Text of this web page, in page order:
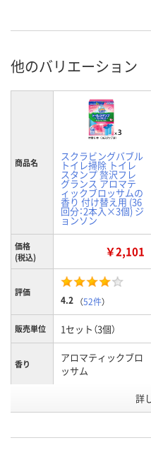
他のバリエーション
商品名 スクラビングバブル
トイレ掃除 トイレ
スタンプ 贅沢フレ
グランス アロマテ
ィックブロッサムの
香り 付け替え用 (36
回分：2本入×3個) ジ
ョンソン
価格
(税込)
￥2,101
評価
4.2 （52件）
販売単位 1セット（3個）
香り
アロマティックブロ
ッサム
替え
付替用（２本入パッ
ク）
お申込番
詳